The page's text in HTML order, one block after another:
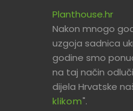
Planthouse.hr
Nakon mnogo
uzgoja sadnica
godine smo
na taj način
dijela Hrvatske
klikom".